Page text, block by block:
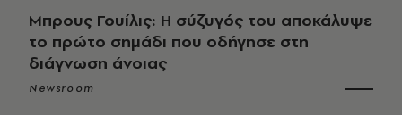
Μπρους Γουίλις: Η σύζυγός του αποκάλυψε
το πρώτο σημάδι που οδήγησε στη
διάγνωση άνοιας
Newsroom